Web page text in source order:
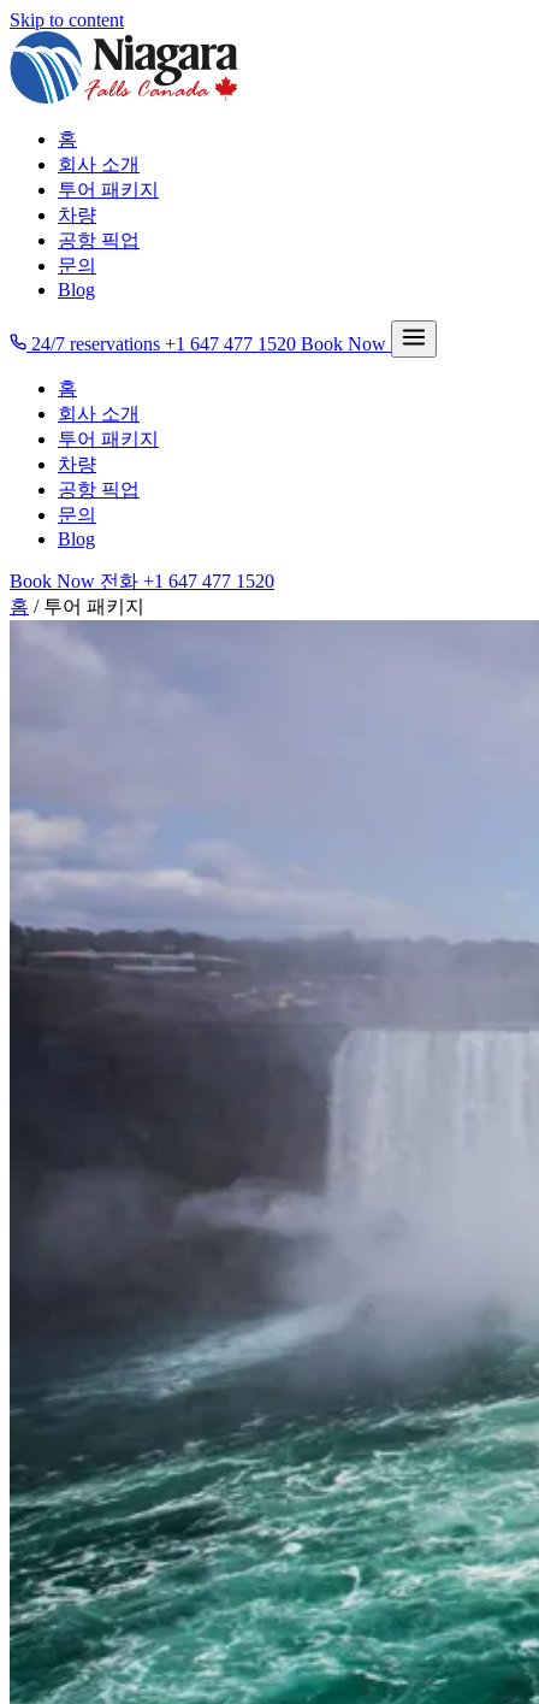
Skip to content
홈
회사 소개
투어 패키지
차량
공항 픽업
문의
Blog
24/7 reservations +1 647 477 1520 Book Now
홈
회사 소개
투어 패키지
차량
공항 픽업
문의
Blog
Book Now 전화 +1 647 477 1520
홈 / 투어 패키지